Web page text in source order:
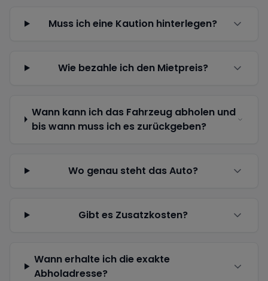
Muss ich eine Kaution hinterlegen?
Wie bezahle ich den Mietpreis?
Wann kann ich das Fahrzeug abholen und
bis wann muss ich es zurückgeben?
Wo genau steht das Auto?
Gibt es Zusatzkosten?
Wann erhalte ich die exakte
Abholadresse?